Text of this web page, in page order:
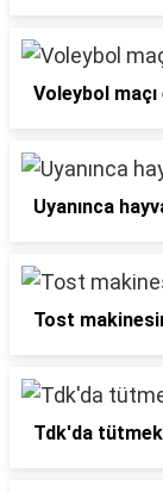
Voleybol
Uyanınca
Tost
Tdk'da